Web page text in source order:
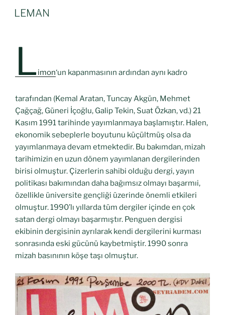
LEMAN
L imon‘un kapanmasının ardından aynı kadro
tarafından (Kemal Aratan, Tuncay Akgün, Mehmet
Çağçağ, Güneri İçoğlu, Galip Tekin, Suat Özkan, vd.) 21
Kasım 1991 tarihinde yayımlanmaya başlamıştır. Halen,
ekonomik sebeplerle boyutunu küçültmüş olsa da
yayımlanmaya devam etmektedir. Bu bakımdan, mizah
tarihimizin en uzun dönem yayımlanan dergilerinden
birisi olmuştur. Çizerlerin sahibi olduğu dergi, yayın
politikası bakımından daha bağımsız olmayı başarmıi,
özellikle üniversite gençliği üzerinde önemli etkileri
olmuştur. 1990’lı yıllarda tüm dergiler içinde en çok
satan dergi olmayı başarmıştır. Penguen dergisi
ekibinin dergisinin ayrılarak kendi dergilerini kurması
sonrasında eski gücünü kaybetmiştir. 1990 sonra
mizah basınının köşe taşı olmuştur.